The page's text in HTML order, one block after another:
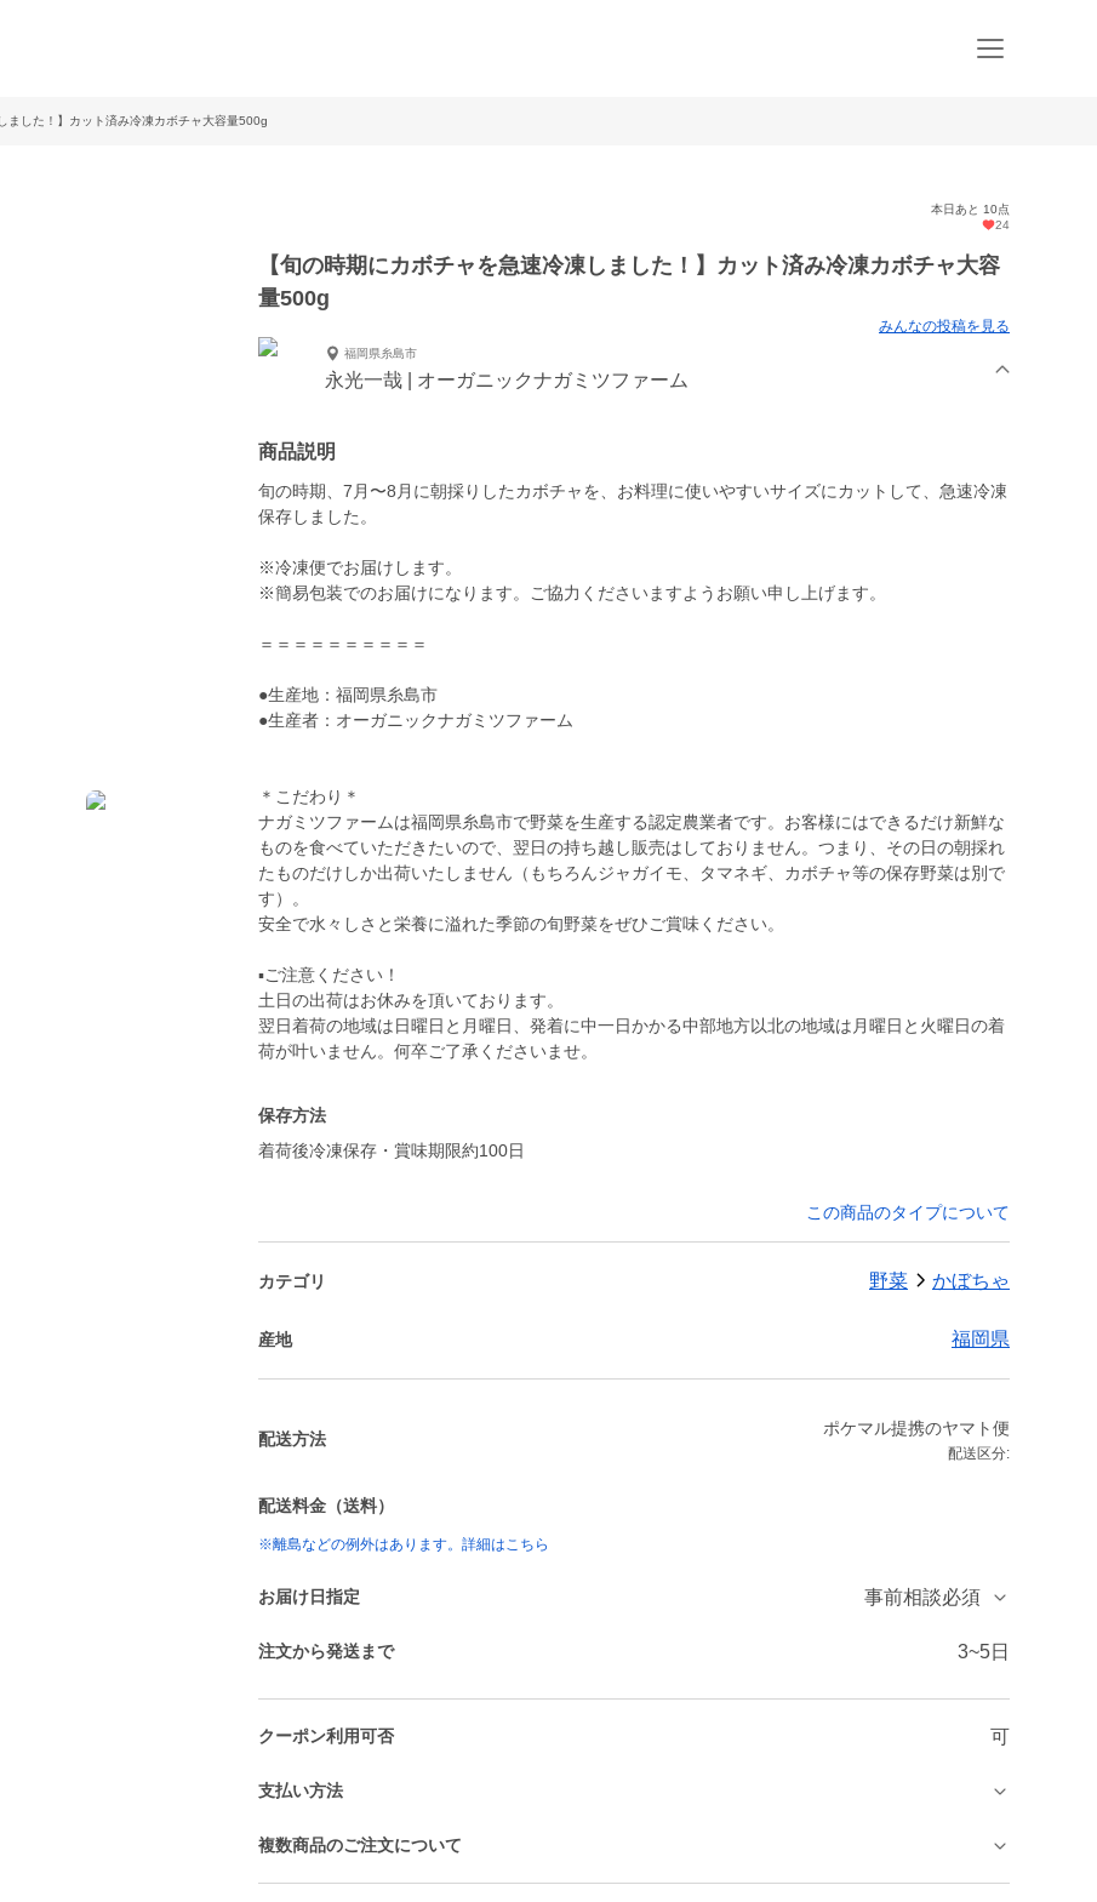
ました！】カット済み冷凍カボチャ大容量500g
本日あと 10点
24
【旬の時期にカボチャを急速冷凍しました！】カット済み冷凍カボチャ大容
量500g
みんなの投稿を見る
福岡県糸島市
永光一哉 | オーガニックナガミツファーム
商品説明
旬の時期、7月〜8月に朝採りしたカボチャを、お料理に使いやすいサイズにカットして、急速冷凍
保存しました。
※冷凍便でお届けします。
※簡易包装でのお届けになります。ご協力くださいますようお願い申し上げます。
＝＝＝＝＝＝＝＝＝＝
●生産地：福岡県糸島市
●生産者：オーガニックナガミツファーム
＊こだわり＊
ナガミツファームは福岡県糸島市で野菜を生産する認定農業者です。お客様にはできるだけ新鮮な
ものを食べていただきたいので、翌日の持ち越し販売はしておりません。つまり、その日の朝採れ
たものだけしか出荷いたしません（もちろんジャガイモ、タマネギ、カボチャ等の保存野菜は別で
す）。
安全で水々しさと栄養に溢れた季節の旬野菜をぜひご賞味ください。
▪️ご注意ください！
土日の出荷はお休みを頂いております。
翌日着荷の地域は日曜日と月曜日、発着に中一日かかる中部地方以北の地域は月曜日と火曜日の着
荷が叶いません。何卒ご了承くださいませ。
保存方法
着荷後冷凍保存・賞味期限約100日
この商品のタイプについて
カテゴリ 野菜 かぼちゃ
産地 福岡県
配送方法
ポケマル提携のヤマト便
配送区分:
配送料金（送料）
※離島などの例外はあります。詳細はこちら
お届け日指定 事前相談必須
注文から発送まで 3~5日
クーポン利用可否 可
支払い方法
複数商品のご注文について